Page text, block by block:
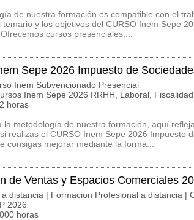
de nuestra formación es compatible con el
y los objetivos del CURSO Inem Sepe
cursos presenciales,...
Sepe 2026 Impuesto de
Inem Subvencionado Presencial
Inem Sepe 2026 RRHH, Laboral, Fiscalidad
horas
la metodología de nuestra formación, aquí
realizas el CURSO Inem Sepe 2026 Impuesto
consigas mejorar mediante la forma...
de Ventas y Espacios Comerciales
a distancia | Formacion Profesional a distancia |
2026
horas